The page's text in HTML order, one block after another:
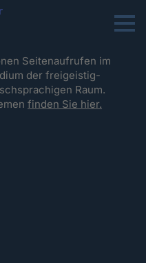
Menu
Seitenaufrufen im
der freigeistig-
Raum.
finden Sie hier.